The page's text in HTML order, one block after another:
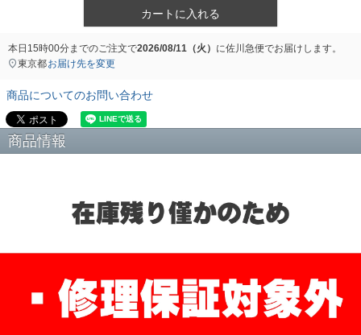
カートに入れる
本日 15時00分までのご注文で2026/08/11（火） に佐川急便でお届けします。
東京都お届け先を変更
商品についてのお問い合わせ
商品情報